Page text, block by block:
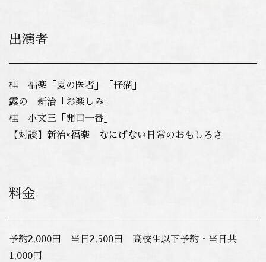
出演者
桂 福楽「夏の医者」「仔猫」
露の 新治「お楽しみ」
桂 小文三「開口一番」
【対談】新治×福楽 なにげない日常のおもしろさ
料金
予約2,000円 当日2,500円 高校生以下予約・当日共
1,000円